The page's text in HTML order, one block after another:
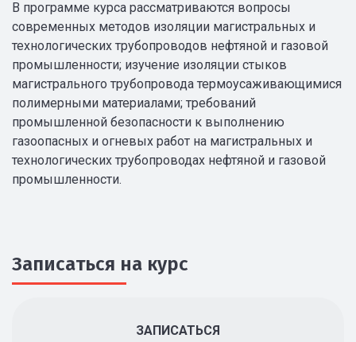
В программе курса рассматриваются вопросы
современных методов изоляции магистральных и
технологических трубопроводов нефтяной и газовой
промышленности; изучение изоляции стыков
магистрального трубопровода термоусаживающимися
полимерными материалами; требований
промышленной безопасности к выполнению
газоопасных и огневых работ на магистральных и
технологических трубопроводах нефтяной и газовой
промышленности.
Записаться на курс
ЗАПИСАТЬСЯ